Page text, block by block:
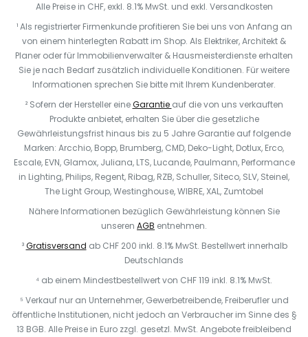
Alle Preise in CHF, exkl. 8.1% MwSt. und exkl. Versandkosten
¹ Als registrierter Firmenkunde profitieren Sie bei uns von Anfang an
von einem hinterlegten Rabatt im Shop. Als Elektriker, Architekt &
Planer oder für Immobilienverwalter & Hausmeisterdienste erhalten
Sie je nach Bedarf zusätzlich individuelle Konditionen. Für weitere
Informationen sprechen Sie bitte mit Ihrem Kundenberater.
² Sofern der Hersteller eineGarantie auf die von uns verkauften
Produkte anbietet, erhalten Sie über die gesetzliche
Gewährleistungsfrist hinaus bis zu 5 Jahre Garantie auf folgende
Marken: Arcchio, Bopp, Brumberg, CMD, Deko-Light, Dotlux, Erco,
Escale, EVN, Glamox, Juliana, LTS, Lucande, Paulmann, Performance
in Lighting, Philips, Regent, Ribag, RZB, Schuller, Siteco, SLV, Steinel,
The Light Group, Westinghouse, WIBRE, XAL, Zumtobel
Nähere Informationen bezüglich Gewährleistung können Sie
unseren AGB entnehmen.
³Gratisversand ab CHF 200 inkl. 8.1% MwSt. Bestellwert innerhalb
Deutschlands
⁴ ab einem Mindestbestellwert von CHF 119 inkl. 8.1% MwSt.
⁵ Verkauf nur an Unternehmer, Gewerbetreibende, Freiberufler und
öffentliche Institutionen, nicht jedoch an Verbraucher im Sinne des §
13 BGB. Alle Preise in Euro zzgl. gesetzl. MwSt. Angebote freibleibend